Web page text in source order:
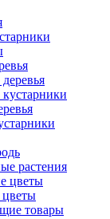
растения
цветы
товары